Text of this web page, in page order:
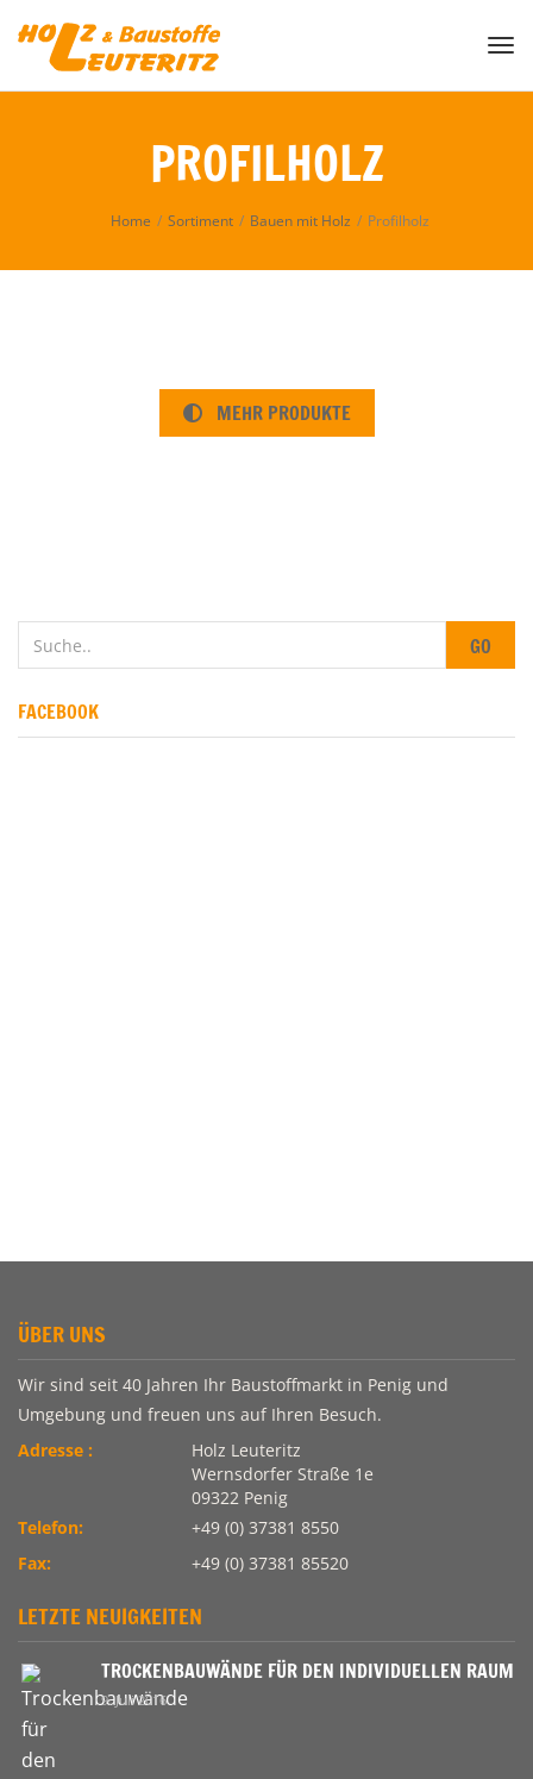
PROFILHOLZ
Home / Sortiment / Bauen mit Holz / Profilholz
MEHR PRODUKTE
GO
FACEBOOK
ÜBER UNS
Wir sind seit 40 Jahren Ihr Baustoffmarkt in Penig und
Umgebung und freuen uns auf Ihren Besuch.
Adresse :
Holz Leuteritz
Wernsdorfer Straße 1e
09322 Penig
Telefon:
+49 (0) 37381 8550
Fax:
+49 (0) 37381 85520
LETZTE NEUIGKEITEN
TROCKENBAUWÄNDE FÜR DEN INDIVIDUELLEN RAUM
9. Juli 2016